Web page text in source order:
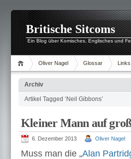
Britische Sitcoms
Ein Blog über Komisches, Englisches und
Oliver Nagel Glossar Links
Archiv
Artikel Tagged ‘Neil Gibbons’
Kleiner Mann auf
6. Dezember 2013 Oliver Nagel
Muss man die „Alan